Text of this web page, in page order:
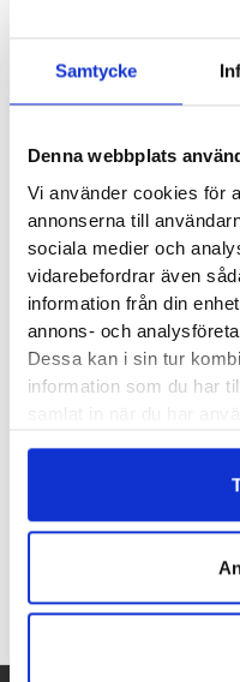
Samtycke
Denna webbplats
Vi använder cookies för
annonserna till
sociala medier och
vidarebefordrar även
information från din
annons- och
Dessa kan i sin tur
information som du har
Artikelnr:5047
Etiketter:gore-tex,haglöfs,
Läst: Normal, lätt
Material:Syntet och
Butiker: Umeå
Recensioner